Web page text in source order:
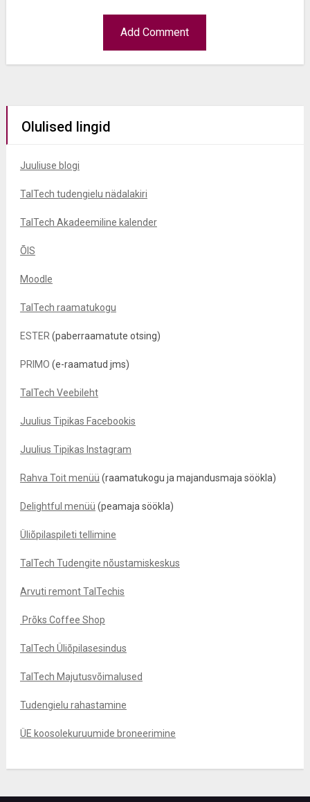
Olulised lingid
Juuliuse blogi
TalTech tudengielu nädalakiri
TalTech Akadeemiline kalender
ÕIS
Moodle
TalTech raamatukogu
ESTER (paberraamatute otsing)
PRIMO (e-raamatud jms)
TalTech Veebileht
Juulius Tipikas Facebookis
Juulius Tipikas Instagram
Rahva Toit menüü (raamatukogu ja majandusmaja söökla)
Delightful menüü (peamaja söökla)
Üliõpilaspileti tellimine
TalTech Tudengite nõustamiskeskus
Arvuti remont TalTechis
Prõks Coffee Shop
TalTech Üliõpilasesindus
TalTech Majutusvõimalused
Tudengielu rahastamine
ÜE koosolekuruumide broneerimine